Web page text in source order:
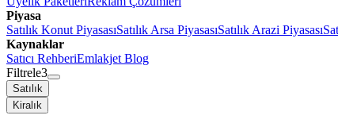
Piyasa
Satılık Konut PiyasasıSatılık Arsa PiyasasıSatılık Arazi Piyasası
Kaynaklar
Satıcı RehberiEmlakjet Blog
Filtrele3
Satılık
Kiralık